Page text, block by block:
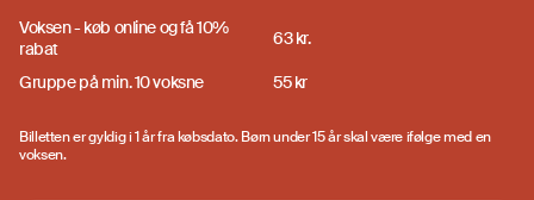
Voksen - køb online og få 10%
rabat
63 kr.
Gruppe på min. 10 voksne 55 kr
Billetten er gyldig i 1 år fra købsdato. Børn under 15 år skal være ifølge med en
voksen.